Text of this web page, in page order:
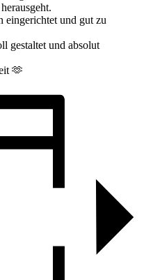
eingerichtet und gut zu
gestaltet und absolut
🫶